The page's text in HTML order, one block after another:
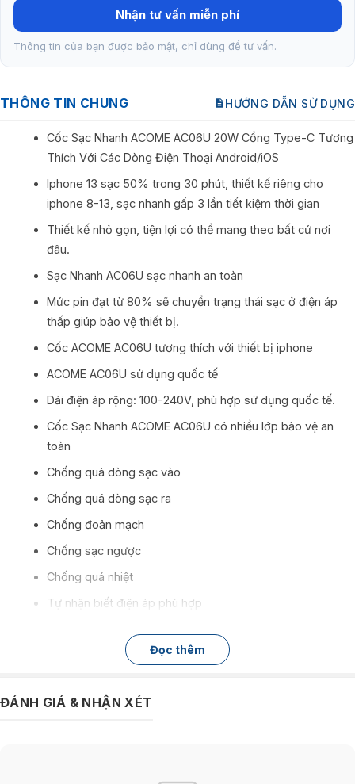
Nhận tư vấn miễn phí
Thông tin của bạn được bảo mật, chỉ dùng để tư vấn.
THÔNG TIN CHUNG HƯỚNG DẪN SỬ DỤNG
Cốc Sạc Nhanh ACOME AC06U 20W Cổng Type-C Tương
Thích Với Các Dòng Điện Thoại Android/iOS
Iphone 13 sạc 50% trong 30 phút, thiết kế riêng cho
iphone 8-13, sạc nhanh gấp 3 lần tiết kiệm thời gian
Thiết kế nhỏ gọn, tiện lợi có thể mang theo bất cứ nơi
đâu.
Sạc Nhanh AC06U sạc nhanh an toàn
Mức pin đạt từ 80% sẽ chuyển trạng thái sạc ở điện áp
thấp giúp bảo vệ thiết bị.
Cốc ACOME AC06U tương thích với thiết bị iphone
ACOME AC06U sử dụng quốc tế
Dải điện áp rộng: 100-240V, phù hợp sử dụng quốc tế.
Cốc Sạc Nhanh ACOME AC06U có nhiều lớp bảo vệ an
toàn
Chống quá dòng sạc vào
Chống quá dòng sạc ra
Chống đoản mạch
Chống sạc ngược
Chống quá nhiệt
Tự nhận biết điện áp phù hợp
Đọc thêm
ĐÁNH GIÁ & NHẬN XÉT